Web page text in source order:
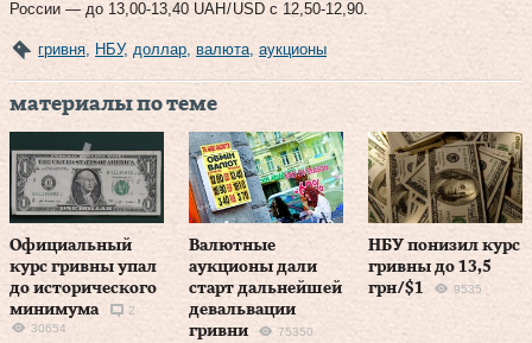
России — до 13,00‑13,40 UAH / USD с 12,50‑12,90.
гривня НБУ, доллар валюта аукционы
материалы по теме
Официальный
курс гривны упал
до исторического
минимума
2
30654
Валютные
аукционы дали
старт дальнейшей
девальвации
гривни
75350
НБУ понизил курс
гривны до 13,5
грн/$1
9535